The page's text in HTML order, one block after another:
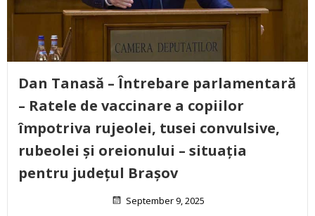
Dan Tanasă – Întrebare parlamentară
– Ratele de vaccinare a copiilor
împotriva rujeolei, tusei convulsive,
rubeolei și oreionului – situația
pentru județul Brașov
September 9, 2025